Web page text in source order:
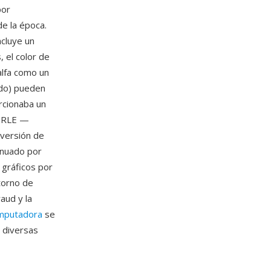
la época.
un
el color de
como un
pueden
un
—
de
por
gráficos por
de
y la
se